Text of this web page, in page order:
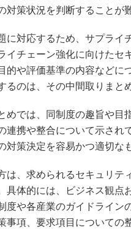
対策状況を判断することが
対応するため、サプライ
イチェーン強化に向けた
的や評価基準の内容などに
るのは、その中間取りまと
では、同制度の趣旨や目
連携や整合について示され
対策決定を容易かつ適切な
は、求められるセキュリ
具体的には、ビジネス観点
度や各産業のガイドライ
事項、要求項目についての